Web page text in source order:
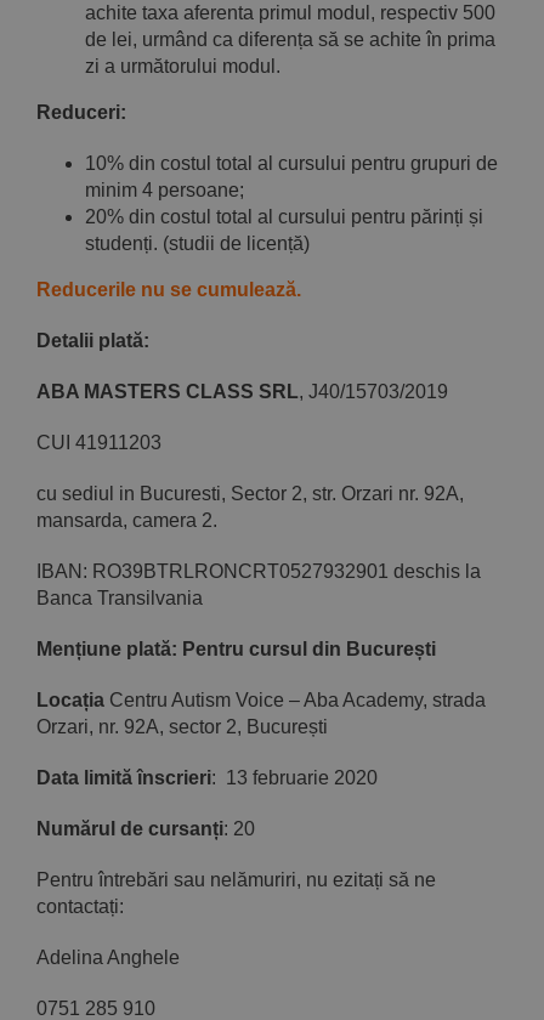
achite taxa aferenta primul modul, respectiv 500
de lei, urmând ca diferența să se achite în prima
zi a următorului modul.
Reduceri:
10% din costul total al cursului pentru grupuri de
minim 4 persoane;
20% din costul total al cursului pentru părinți și
studenți. (studii de licență)
Reducerile nu se cumulează.
Detalii plată:
ABA MASTERS CLASS SRL, J40/15703/2019
CUI 41911203
cu sediul in Bucuresti, Sector 2, str. Orzari nr. 92A,
mansarda, camera 2.
IBAN: RO39BTRLRONCRT0527932901 deschis la
Banca Transilvania
Mențiune plată: Pentru cursul din București
Locația Centru Autism Voice – Aba Academy, strada
Orzari, nr. 92A, sector 2, București
Data limită înscrieri: 13 februarie 2020
Numărul de cursanți: 20
Pentru întrebări sau nelămuriri, nu ezitați să ne
contactați:
Adelina Anghele
0751 285 910